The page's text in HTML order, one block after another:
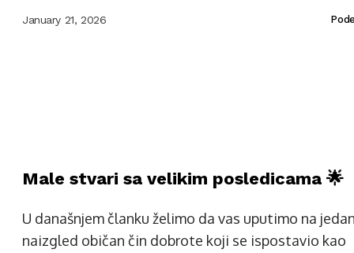
January 21, 2026
Male stvari sa velikim posledicama 🌟
U današnjem članku želimo da vas uputimo na
naizgled običan čin dobrote koji se ispostavio kao